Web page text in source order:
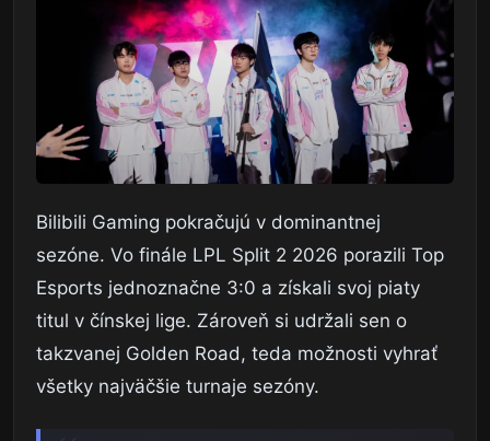
Bilibili Gaming pokračujú v dominantnej
sezóne. Vo finále LPL Split 2 2026 porazili Top
Esports jednoznačne 3:0 a získali svoj piaty
titul v čínskej lige. Zároveň si udržali sen o
takzvanej Golden Road, teda možnosti vyhrať
všetky najväčšie turnaje sezóny.